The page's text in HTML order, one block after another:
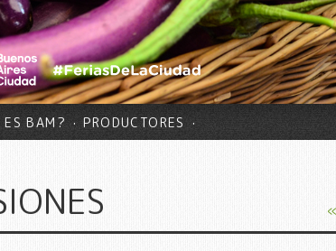
ES BAM? PRODUCTORES